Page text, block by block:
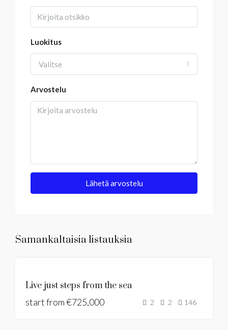
Luokitus
Valitse
Arvostelu
Lähetä arvostelu
Samankaltaisia listauksia
KEHITYS
PANORAMIC
Live just steps from the sea
start from€725,000 2 2 146